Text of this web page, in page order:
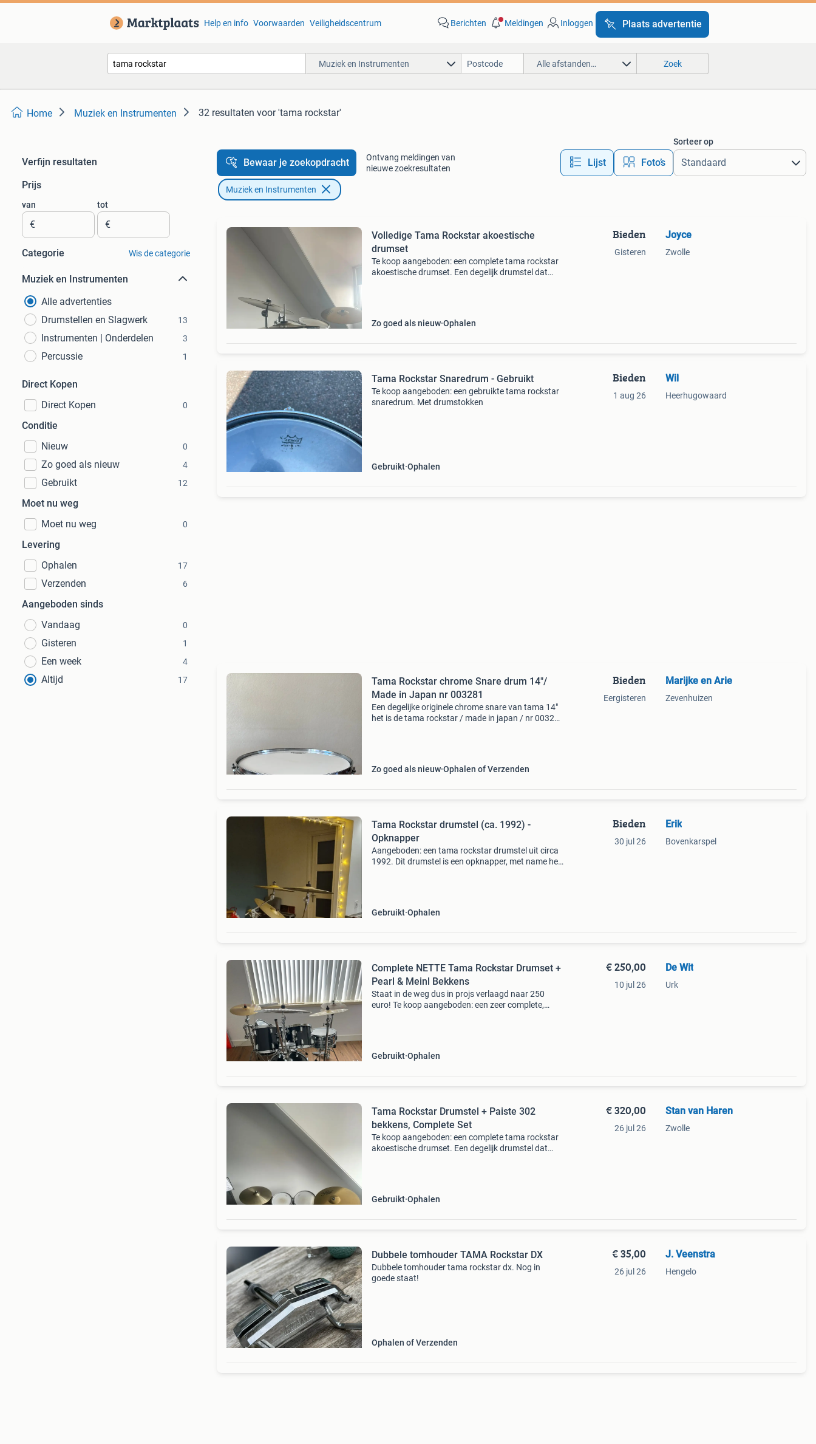
Help en info Voorwaarden Veiligheidscentrum Berichten Meldingen Inloggen Plaats advertentie
Muziek en Instrumenten Alle afstanden… Zoek
Home Muziek en Instrumenten 32 resultaten voor 'tama rockstar'
Verfijn resultaten
Prijs
van
€
tot
€
Categorie Wis de categorie
Muziek en Instrumenten
Alle advertenties
Drumstellen en Slagwerk
13
Instrumenten | Onderdelen 3
Percussie 1
Direct Kopen
Direct Kopen
0
Conditie
Nieuw
0
Zo goed als nieuw 4
Gebruikt 12
Moet nu weg
Moet nu weg
0
Levering
Ophalen
17
Verzenden 6
Aangeboden sinds
Vandaag
0
Gisteren 1
Een week 4
Altijd 17
Bewaar je zoekopdracht
Ontvang meldingen van
nieuwe zoekresultaten
Lijst Foto’s
Sorteer op
Muziek en Instrumenten
Volledige Tama Rockstar akoestische
drumset
Te koop aangeboden: een complete tama rockstar
akoestische drumset. Een degelijk drumstel dat
Zo goed als nieuw Ophalen
Bieden
Gisteren
Joyce
Zwolle
Tama Rockstar Snaredrum - Gebruikt
Te koop aangeboden: een gebruikte tama rockstar
snaredrum. Met drumstokken
Gebruikt Ophalen
Bieden
1 aug 26
Wil
Heerhugowaard
Tama Rockstar chrome Snare drum 14"/
Made in Japan nr 003281
Een degelijke originele chrome snare van tama 14"
het is de tama rockstar / made in japan / nr 003281
Zo goed als nieuw Ophalen of Verzenden
Bieden
Eergisteren
Marijke en Arie
Zevenhuizen
Tama Rockstar drumstel (ca. 1992) -
Opknapper
Aangeboden: een tama rockstar drumstel uit circa
1992. Dit drumstel is een opknapper, met name het
Gebruikt Ophalen
Bieden
30 jul 26
Erik
Bovenkarspel
Complete NETTE Tama Rockstar Drumset +
Pearl & Meinl Bekkens
Staat in de weg dus in projs verlaagd naar 250
euro! Te koop aangeboden: een zeer complete,
Gebruikt Ophalen
€ 250,00
10 jul 26
De Wit
Urk
Tama Rockstar Drumstel + Paiste 302
bekkens, Complete Set
Te koop aangeboden: een complete tama rockstar
akoestische drumset. Een degelijk drumstel dat
Gebruikt Ophalen
€ 320,00
26 jul 26
Stan van Haren
Zwolle
Dubbele tomhouder TAMA Rockstar DX
Dubbele tomhouder tama rockstar dx. Nog in
goede staat!
Ophalen of Verzenden
€ 35,00
26 jul 26
J. Veenstra
Hengelo